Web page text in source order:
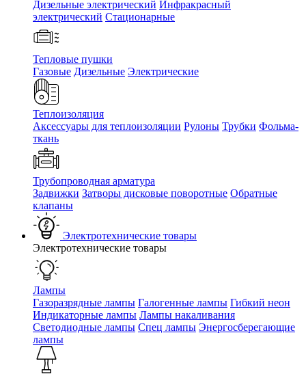
Дизельные электрический Инфракрасный
электрический Стационарные
Тепловые пушки
Газовые Дизельные Электрические
Теплоизоляция
Аксессуары для теплоизоляции Рулоны Трубки Фольма-
ткань
Трубопроводная арматура
Задвижки Затворы дисковые поворотные Обратные
клапаны
Электротехнические товары
Электротехнические товары
Лампы
Газоразрядные лампы Галогенные лампы Гибкий неон
Индикаторные лампы Лампы накаливания
Светодиодные лампы Спец лампы Энергосберегающие
лампы